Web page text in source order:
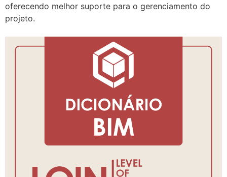
oferecendo melhor suporte para o gerenciamento do
projeto.